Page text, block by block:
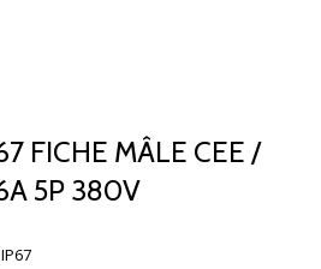
FICHE MÂLE CEE /
5P 380V